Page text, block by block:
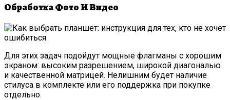
Обработка Фото И Видео
Для этих задач подойдут мощные флагманы с хорошим
экраном: высоким разрешением, широкой диагональю
и качественной матрицей. Нелишним будет наличие
стилуса в комплекте или его поддержка при покупке
отдельно.